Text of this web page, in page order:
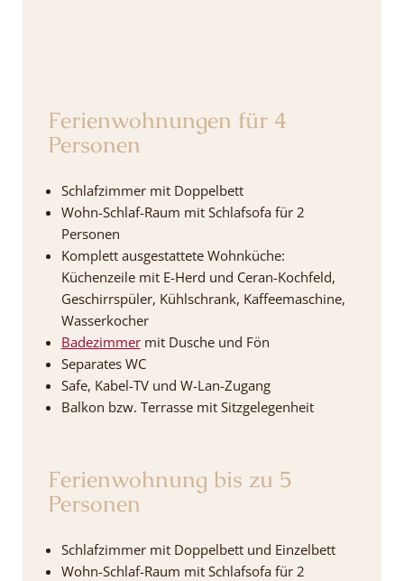
Ferienwohnungen für 4
Personen
Schlafzimmer mit Doppelbett
Wohn-Schlaf-Raum mit Schlafsofa für 2
Personen
Komplett ausgestattete Wohnküche:
Küchenzeile mit E-Herd und Ceran-Kochfeld,
Geschirrspüler, Kühlschrank, Kaffeemaschine,
Wasserkocher
Badezimmermit Dusche und Fön
Separates WC
Safe, Kabel-TV und W-Lan-Zugang
Balkon bzw. Terrasse mit Sitzgelegenheit
Ferienwohnung bis zu 5
Personen
Schlafzimmer mit Doppelbett und Einzelbett
Wohn-Schlaf-Raum mit Schlafsofa für 2